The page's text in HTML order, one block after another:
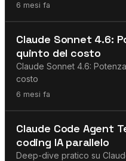
6 mesi fa
Claude
Claude Sonnet 4.6:
quinto del costo
Claude Sonnet 4.6:
costo
6 mesi fa
Agenti AI
Claude Code Agent
coding IA parallelo
Deep-dive pratico su